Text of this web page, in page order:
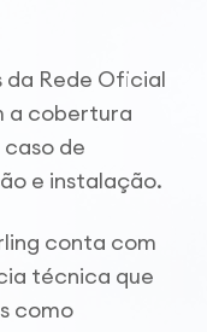
Rede Oficial
a cobertura
de
e instalação.
conta com
técnica que
como